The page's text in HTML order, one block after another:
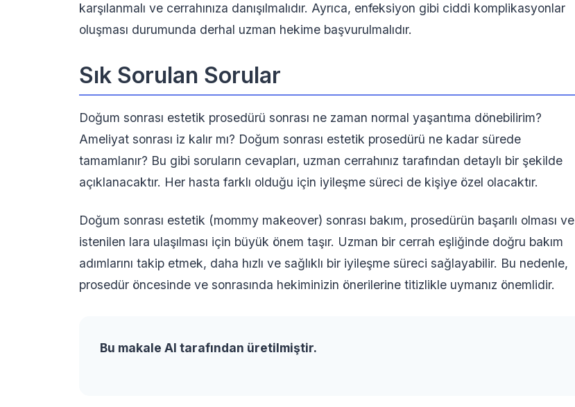
karşılanmalı ve cerrahınıza danışılmalıdır. Ayrıca, enfeksiyon gibi ciddi komplikasyonlar
oluşması durumunda derhal uzman hekime başvurulmalıdır.
Sık Sorulan Sorular
Doğum sonrası estetik prosedürü sonrası ne zaman normal yaşantıma dönebilirim?
Ameliyat sonrası iz kalır mı? Doğum sonrası estetik prosedürü ne kadar sürede
tamamlanır? Bu gibi soruların cevapları, uzman cerrahınız tarafından detaylı bir şekilde
açıklanacaktır. Her hasta farklı olduğu için iyileşme süreci de kişiye özel olacaktır.
Doğum sonrası estetik (mommy makeover) sonrası bakım, prosedürün başarılı olması ve
istenilen lara ulaşılması için büyük önem taşır. Uzman bir cerrah eşliğinde doğru bakım
adımlarını takip etmek, daha hızlı ve sağlıklı bir iyileşme süreci sağlayabilir. Bu nedenle,
prosedür öncesinde ve sonrasında hekiminizin önerilerine titizlikle uymanız önemlidir.
Bu makale AI tarafından üretilmiştir.